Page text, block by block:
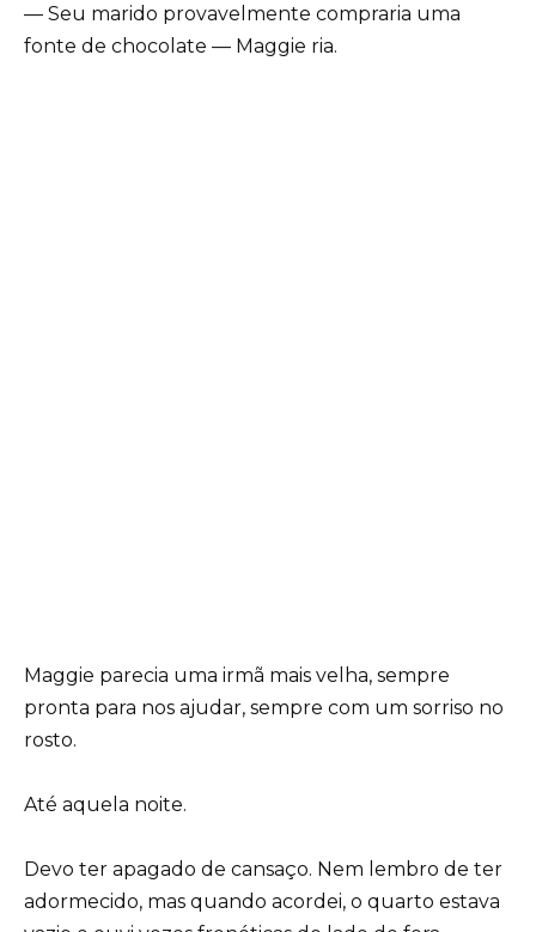
— Seu marido provavelmente compraria uma
fonte de chocolate — Maggie ria.
Maggie parecia uma irmã mais velha, sempre
pronta para nos ajudar, sempre com um sorriso no
rosto.
Até aquela noite.
Devo ter apagado de cansaço. Nem lembro de ter
adormecido, mas quando acordei, o quarto estava